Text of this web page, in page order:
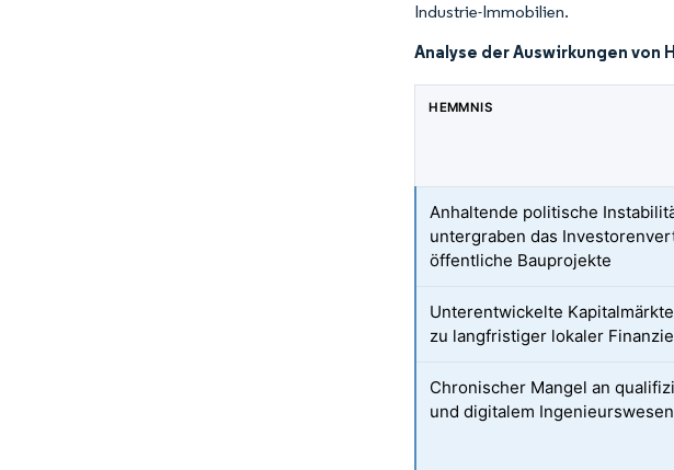
Industrie-Immobilien.
Analyse der Auswirkungen von
HEMMNIS
Anhaltende politische
untergraben das
öffentliche Bauprojekte
Unterentwickelte
zu langfristiger lokaler
Chronischer Mangel an
und digitalem